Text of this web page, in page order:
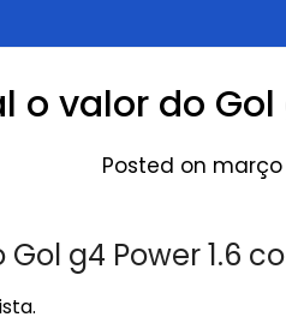
o valor do Gol
Posted on março
g4 Power 1.6